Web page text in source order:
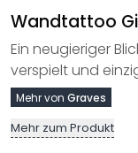
Wandtattoo
Ein neugieriger
verspielt und
Mehr von Graves
Mehr zum Produkt